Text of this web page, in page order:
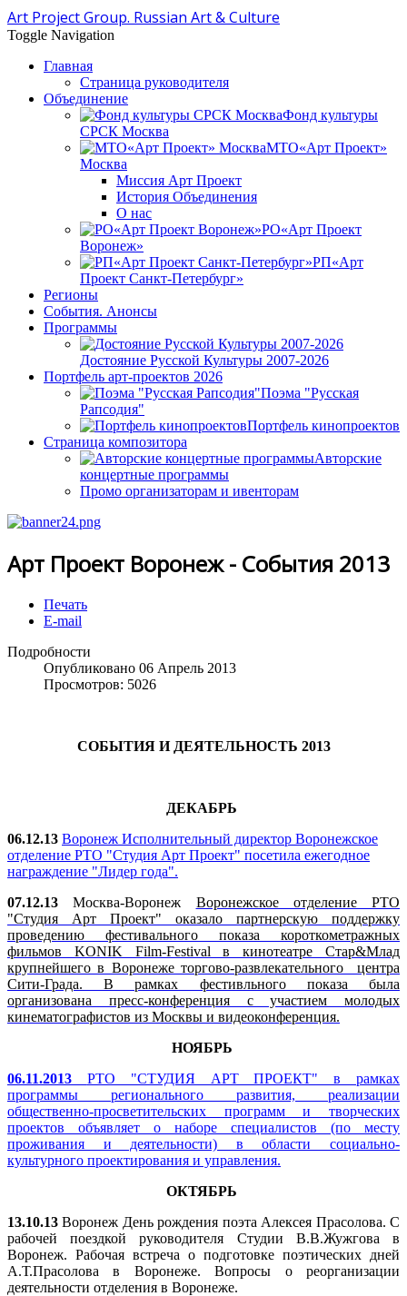
Art Project Group. Russian Art & Culture
Toggle Navigation
Главная
Страница руководителя
Объединение
Фонд культуры
СРСК Москва
МТО«Арт Проект»
Москва
Миссия Арт Проект
История Объединения
О нас
РО«Арт Проект
Воронеж»
РП«Арт
Проект Санкт-Петербург»
Регионы
События. Анонсы
Программы
Достояние Русской Культуры 2007-2026
Портфель арт-проектов 2026
Поэма "Русская
Рапсодия"
Портфель кинопроектов
Страница композитора
Авторские
концертные программы
Промо организаторам и ивенторам
Арт Проект Воронеж - События 2013
Печать
E-mail
Подробности
Опубликовано 06 Апрель 2013
Просмотров: 5026
СОБЫТИЯ И ДЕЯТЕЛЬНОСТЬ 2013
ДЕКАБРЬ
06.12.13 Воронеж Исполнительный директор Воронежское
отделение РТО "Студия Арт Проект" посетила ежегодное
награждение "Лидер года".
07.12.13
Москва-Воронеж Воронежское отделение РТО
"Студия Арт Проект" оказало партнерскую поддержку
проведению фестивального показа короткометражных
фильмов KONIK Film-Festival в кинотеатре Стар&Млад
крупнейшего в Воронеже торгово-развлекательного центра
Сити-Града. В рамках фестивльного показа была
организована пресс-конференция с участием молодых
кинематографистов из Москвы и видеоконференция.
НОЯБРЬ
06.11.2013 РТО "СТУДИЯ АРТ ПРОЕКТ" в рамках
программы регионального развития, реализации
общественно-просветительских программ и творческих
проектов объявляет о наборе специалистов (по месту
проживания и деятельности) в области социально-
культурного проектирования и управления.
ОКТЯБРЬ
13.10.13 Воронеж День рождения поэта Алексея Прасолова. С
рабочей поездкой руководителя Студии В.В.Жужгова в
Воронеж. Рабочая встреча о подготовке поэтических дней
А.Т.Прасолова в Воронеже. Вопросы о реорганизации
деятельности отделения в Воронеже.